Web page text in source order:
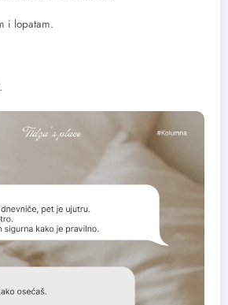
i lopatam.